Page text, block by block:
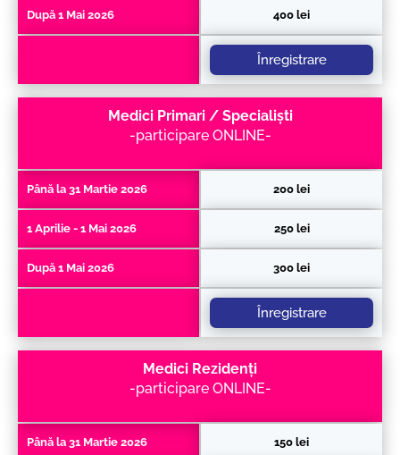
După 1 Mai 2026 400 lei
Înregistrare
Până la 31 Martie 2026
1 Aprilie - 1 Mai 2026
După 1 Mai 2026
Medici Primari / Specialiști
-participare ONLINE-
200 lei
250 lei
300 lei
Înregistrare
Până la 31 Martie 2026
Medici Rezidenți
-participare ONLINE-
150 lei